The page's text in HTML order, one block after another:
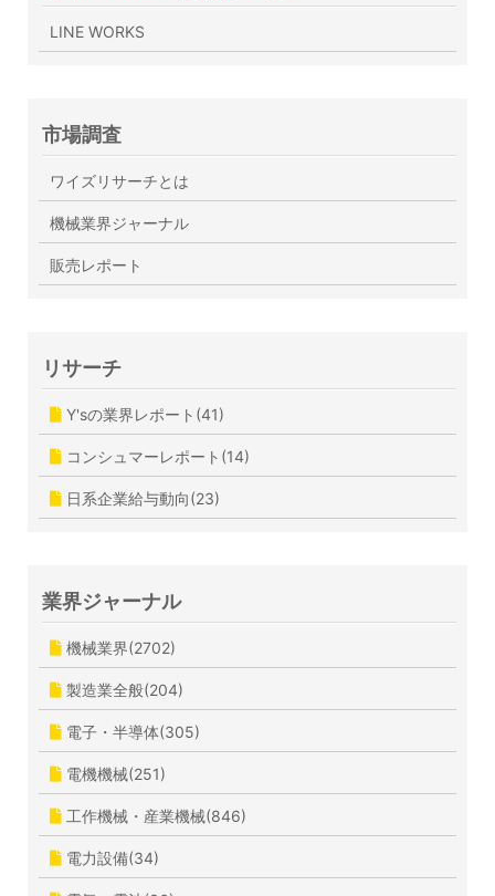
LINE WORKS
市場調査
ワイズリサーチとは
機械業界ジャーナル
販売レポート
リサーチ
Y'sの業界レポート(41)
コンシュマーレポート(14)
日系企業給与動向(23)
業界ジャーナル
機械業界(2702)
製造業全般(204)
電子・半導体(305)
電機機械(251)
工作機械・産業機械(846)
電力設備(34)